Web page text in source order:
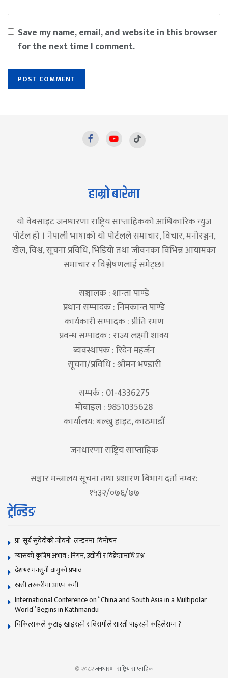
Save my name, email, and website in this browser
for the next time I comment.
हाम्रो बारेमा
यो वेबसाइट जनधारणा राष्ट्रिय साप्ताहिकको आधिकारिक न्युज
पोर्टल हो । नेपाली भाषाको यो पोर्टलले समाचार, विचार, मनोरञ्जन,
खेल, विश्व, सूचना प्रविधि, भिडियो तथा जीवनका विभिन्न आयामका
समाचार र विश्लेषणलाई समेट्छ।
सञ्चालक : शान्ता पाण्डे
प्रधान सम्पादक : निमकान्त पाण्डे
कार्यकारी सम्पादक : प्रीति रमण
प्रवन्ध सम्पादक : राज्य लक्ष्मी शाक्य
ब्यवस्थापक : रिदेन महर्जन
सूचना/प्रविधि : श्रीमन भण्डारी
सम्पर्क : 01-4336275
मोबाइल : 9851035628
कार्यालय: बल्खु हाइट, काठमाडौं
जनधारणा राष्ट्रिय साप्ताहिक
सञ्चार मन्त्रालय सूचना तथा प्रशारण बिभाग दर्ता नम्बर:
१५३२/०७६/७७
ट्रेन्डिङ
प्रा सूर्य सुवेदीको जीवनी लन्डनमा विमोचन
ग्यासको कृत्रिम अभाव : निगम, उद्योगी र विक्रेतामाथि प्रश्न
देशभर मनसुनी वायुको प्रभाव
खसी तस्करीमा आएन कमी
International Conference on “China and South Asia in a Multipolar
World” Begins in Kathmandu
चिकित्सकले कुटाइ खाइरहने र बिरामीले सास्ती पाइरहने कहिलेसम्म ?
© २०८२जनधारणा राष्ट्रिय साप्ताहिक